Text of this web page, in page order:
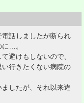
話しましたが断られ
…。
避けもしないので、
行きたくない病院の
したが、それ以来違